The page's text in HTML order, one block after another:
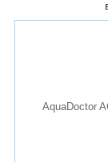
AquaDoctor